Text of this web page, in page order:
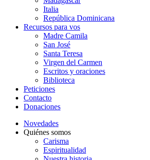
Italia
República Dominicana
Recursos para vos
Madre Camila
San José
Santa Teresa
Virgen del Carmen
Escritos y oraciones
Biblioteca
Peticiones
Contacto
Donaciones
Novedades
Quiénes somos
Carisma
Espiritualidad